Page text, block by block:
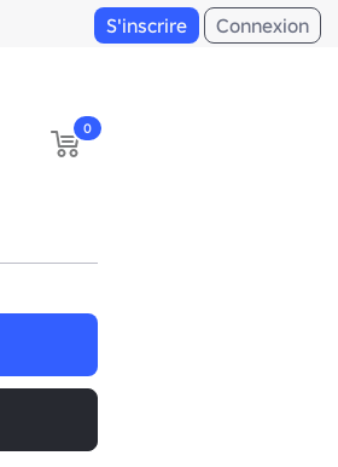
S'inscrire Connexion
0